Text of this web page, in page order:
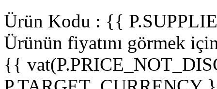
Ürün Kodu : {{
Ürünün fiyatını görmek
{{